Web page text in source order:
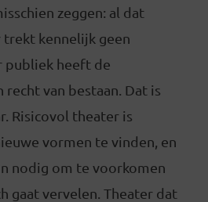
zeggen: al dat
kennelijk geen
publiek heeft de
van bestaan. Dat is
Risicovol theater is
vormen te vinden, en
nodig om te voorkomen
gaat vervelen. Theater dat